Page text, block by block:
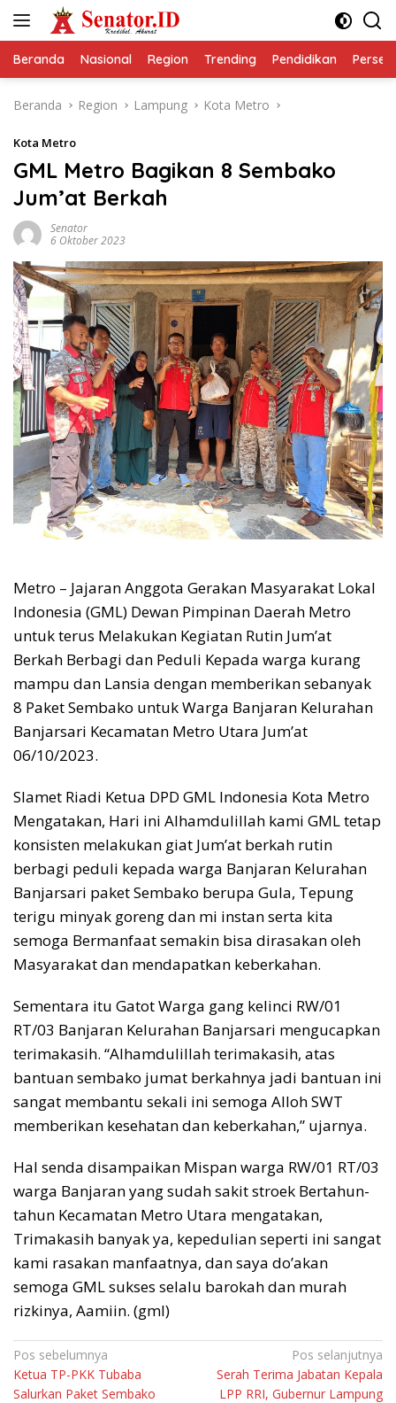
Beranda Nasional Region Trending Pendidikan
Beranda Region Lampung Kota Metro
Kota Metro
GML Metro Bagikan 8 Sembako
Jum’at Berkah
Senator
6 Oktober 2023
Metro – Jajaran Anggota Gerakan Masyarakat Lokal
Indonesia (GML) Dewan Pimpinan Daerah Metro
untuk terus Melakukan Kegiatan Rutin Jum’at
Berkah Berbagi dan Peduli Kepada warga kurang
mampu dan Lansia dengan memberikan sebanyak
8 Paket Sembako untuk Warga Banjaran Kelurahan
Banjarsari Kecamatan Metro Utara Jum’at
06/10/2023.
Slamet Riadi Ketua DPD GML Indonesia Kota Metro
Mengatakan, Hari ini Alhamdulillah kami GML tetap
konsisten melakukan giat Jum’at berkah rutin
berbagi peduli kepada warga Banjaran Kelurahan
Banjarsari paket Sembako berupa Gula, Tepung
terigu minyak goreng dan mi instan serta kita
semoga Bermanfaat semakin bisa dirasakan oleh
Masyarakat dan mendapatkan keberkahan.
Sementara itu Gatot Warga gang kelinci RW/01
RT/03 Banjaran Kelurahan Banjarsari mengucapkan
terimakasih. “Alhamdulillah terimakasih, atas
bantuan sembako jumat berkahnya jadi bantuan ini
sangat membantu sekali ini semoga Alloh SWT
memberikan kesehatan dan keberkahan,” ujarnya.
Hal senda disampaikan Mispan warga RW/01 RT/03
warga Banjaran yang sudah sakit stroek Bertahun-
tahun Kecamatan Metro Utara mengatakan,
Trimakasih banyak ya, kepedulian seperti ini sangat
kami rasakan manfaatnya, dan saya do’akan
semoga GML sukses selalu barokah dan murah
rizkinya, Aamiin. (gml)
Navigasi
pos
Pos sebelumnya
Ketua TP-PKK Tubaba
Salurkan Paket Sembako
Pos selanjutnya
Serah Terima Jabatan Kepala
LPP RRI, Gubernur Lampung